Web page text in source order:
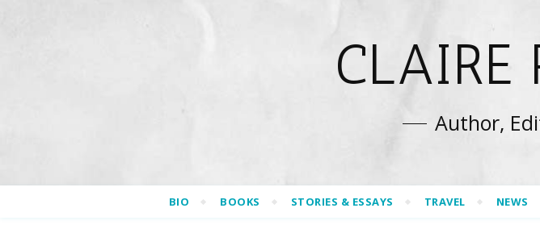
CLAIRE
Author,
BIO BOOKS STORIES & ESSAYS TRAVEL NEWS